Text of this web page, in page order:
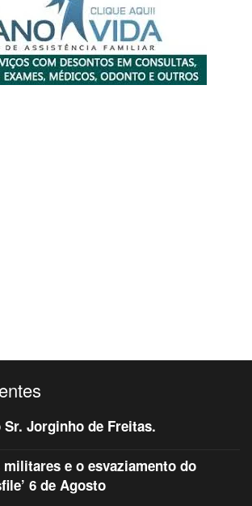
Jorginho de Freitas.
e o esvaziamento do
6 de Agosto